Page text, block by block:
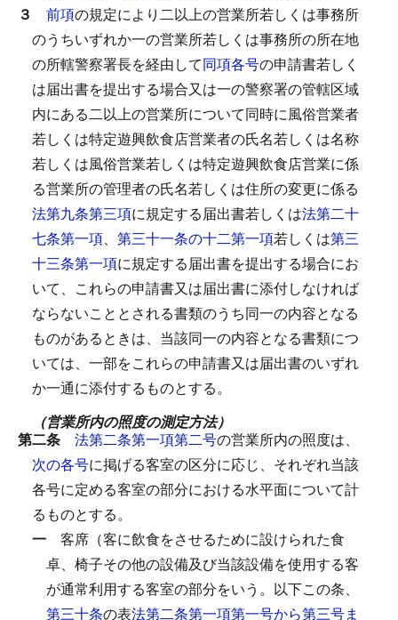
３ 前項の規定により二以上の営業所若しくは事務所
のうちいずれか一の営業所若しくは事務所の所在地
の所轄警察署長を経由して同項各号の申請書若しく
は届出書を提出する場合又は一の警察署の管轄区域
内にある二以上の営業所について同時に風俗営業者
若しくは特定遊興飲食店営業者の氏名若しくは名称
若しくは風俗営業若しくは特定遊興飲食店営業に係
る営業所の管理者の氏名若しくは住所の変更に係る
法第九条第三項に規定する届出書若しくは法第二十
七条第一項、 第三十一条の十二第一項若しくは第三
十三条第一項に規定する届出書を提出する場合にお
いて、これらの申請書又は届出書に添付しなければ
ならないこととされる書類のうち同一の内容となる
ものがあるときは、当該同一の内容となる書類につ
いては、一部をこれらの申請書又は届出書のいずれ
か一通に添付するものとする。
（営業所内の照度の測定方法）
第二条 法第二条第一項第二号の営業所内の照度は、
次の各号に掲げる客室の区分に応じ、それぞれ当該
各号に定める客室の部分における水平面について計
るものとする。
一 客席（客に飲食をさせるために設けられた食
卓、椅子その他の設備及び当該設備を使用する客
が通常利用する客室の部分をいう。以下この条、
第三十条の表法第二条第一項第一号から第三号ま